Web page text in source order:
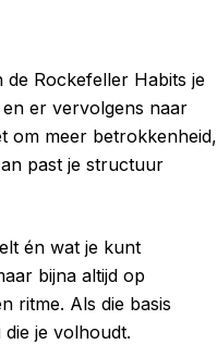
Rockefeller Habits je
er vervolgens naar
om meer betrokkenheid,
past je structuur
én wat je kunt
bijna altijd op
ritme. Als die basis
je volhoudt.